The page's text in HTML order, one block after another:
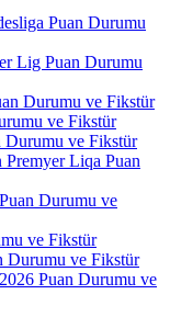
Puan Durumu
Lig Puan Durumu
Durumu ve Fikstür
ve Fikstür
Durumu ve Fikstür
Premyer Liqa Puan
Durumu ve
ve Fikstür
Durumu ve Fikstür
Puan Durumu ve